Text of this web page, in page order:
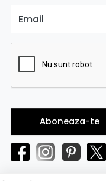
Email
Aboneaza-te